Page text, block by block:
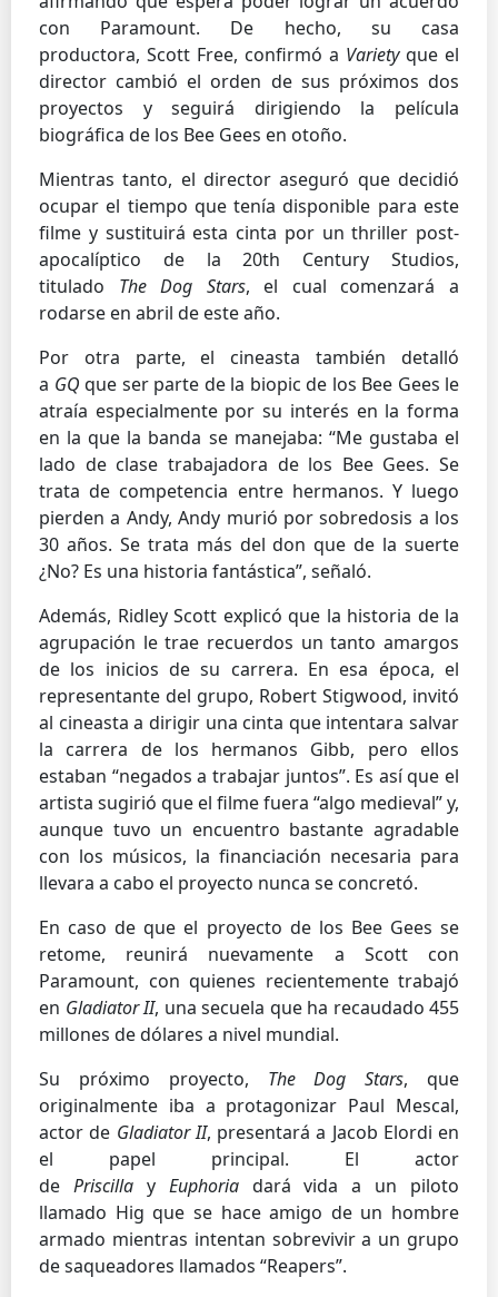
con Paramount. De hecho, su casa
productora, Scott Free, confirmó a Varietyque el
director cambió el orden de sus próximos dos
proyectos y seguirá dirigiendo la película
biográfica de los Bee Gees en otoño.
Mientras tanto, el director aseguró que decidió
ocupar el tiempo que tenía disponible para este
filme y sustituirá esta cinta por un thriller post-
apocalíptico de la 20th Century Studios,
titulado The Dog Stars, el cual comenzará a
rodarse en abril de este año.
Por otra parte, el cineasta también detalló
a GQ que ser parte de la biopic de los Bee Gees le
atraía especialmente por su interés en la forma
en la que la banda se manejaba: “Me gustaba el
lado de clase trabajadora de los Bee Gees. Se
trata de competencia entre hermanos. Y luego
pierden a Andy, Andy murió por sobredosis a los
30 años. Se trata más del don que de la suerte
¿No? Es una historia fantástica”, señaló.
Además, Ridley Scott explicó que la historia de la
agrupación le trae recuerdos un tanto amargos
de los inicios de su carrera. En esa época, el
representante del grupo, Robert Stigwood, invitó
al cineasta a dirigir una cinta que intentara salvar
la carrera de los hermanos Gibb, pero ellos
estaban “negados a trabajar juntos”. Es así que el
artista sugirió que el filme fuera “algo medieval” y,
aunque tuvo un encuentro bastante agradable
con los músicos, la financiación necesaria para
llevara a cabo el proyecto nunca se concretó.
En caso de que el proyecto de los Bee Gees se
retome, reunirá nuevamente a Scott con
Paramount, con quienes recientemente trabajó
en Gladiator II, una secuela que ha recaudado 455
millones de dólares a nivel mundial.
Su próximo proyecto, The Dog Stars, que
originalmente iba a protagonizar Paul Mescal,
actor de Gladiator II, presentará a Jacob Elordi en
el papel principal. El actor
de Priscillay Euphoriadará vida a un piloto
llamado Hig que se hace amigo de un hombre
armado mientras intentan sobrevivir a un grupo
de saqueadores llamados “Reapers”.